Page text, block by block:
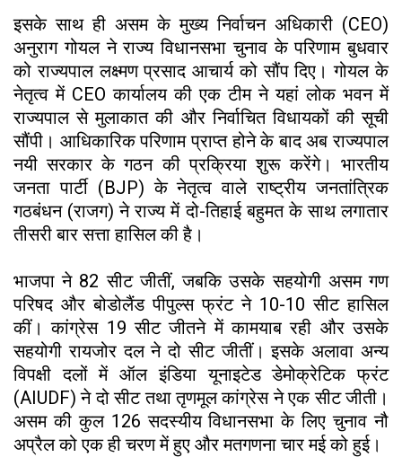
इसके साथ ही असम के मुख्य निर्वाचन अधिकारी (CEO)
अनुराग गोयल ने राज्य विधानसभा चुनाव के परिणाम बुधवार
को राज्यपाल लक्ष्मण प्रसाद आचार्य को सौंप दिए। गोयल के
नेतृत्व में CEO कार्यालय की एक टीम ने यहां लोक भवन में
राज्यपाल से मुलाकात की और निर्वाचित विधायकों की सूची
सौंपी। आधिकारिक परिणाम प्राप्त होने के बाद अब राज्यपाल
नयी सरकार के गठन की प्रक्रिया शुरू करेंगे। भारतीय
जनता पार्टी (BJP) के नेतृत्व वाले राष्ट्रीय जनतांत्रिक
गठबंधन (राजग) ने राज्य में दो-तिहाई बहुमत के साथ लगातार
तीसरी बार सत्ता हासिल की है।
भाजपा ने 82 सीट जीतीं, जबकि उसके सहयोगी असम गण
परिषद और बोडोलैंड पीपुल्स फ्रंट ने 10-10 सीट हासिल
कीं। कांग्रेस 19 सीट जीतने में कामयाब रही और उसके
सहयोगी रायजोर दल ने दो सीट जीतीं। इसके अलावा अन्य
विपक्षी दलों में ऑल इंडिया यूनाइटेड डेमोक्रेटिक फ्रंट
(AIUDF) ने दो सीट तथा तृणमूल कांग्रेस ने एक सीट जीती।
असम की कुल 126 सदस्यीय विधानसभा के लिए चुनाव नौ
अप्रैल को एक ही चरण में हुए और मतगणना चार मई को हुई।